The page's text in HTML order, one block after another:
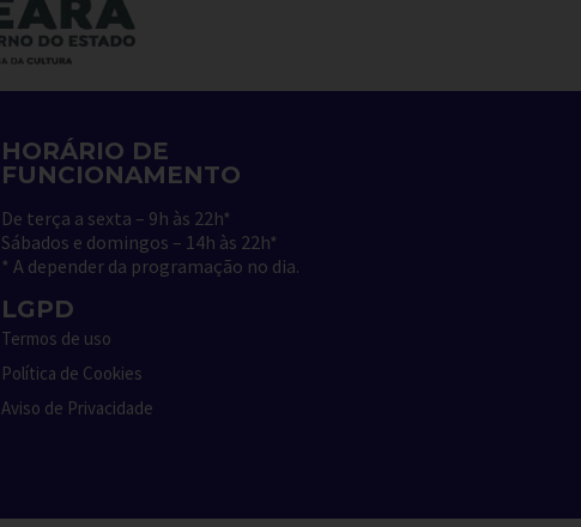
HORÁRIO DE
FUNCIONAMENTO
De terça a sexta – 9h às 22h*
Sábados e domingos – 14h às 22h*
* A depender da programação no dia.
LGPD
Termos de uso
Política de Cookies
Aviso de Privacidade